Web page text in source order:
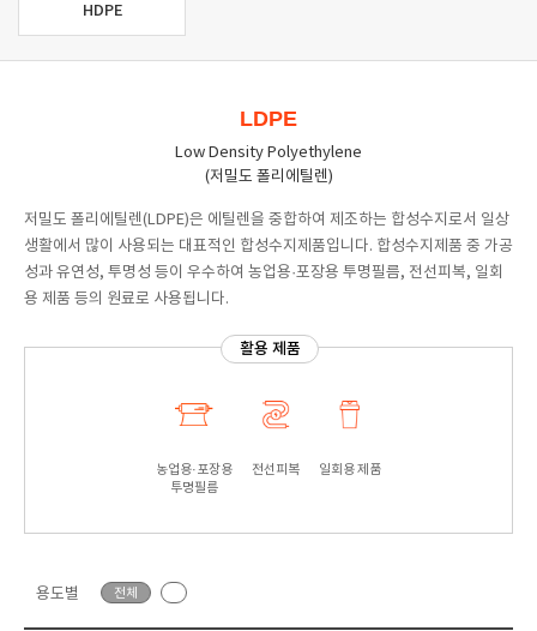
HDPE
LDPE
Low Density Polyethylene
(저밀도 폴리에틸렌)
저밀도 폴리에틸렌(LDPE)은 에틸렌을 중합하여 제조하는 합성수지로서 일상
생활에서 많이 사용되는 대표적인 합성수지제품입니다. 합성수지제품 중 가공
성과 유연성, 투명성 등이 우수하여 농업용·포장용 투명필름, 전선피복, 일회
용 제품 등의 원료로 사용됩니다.
활용 제품
농업용·포장용
투명필름
전선피복 일회용 제품
용도별 전체